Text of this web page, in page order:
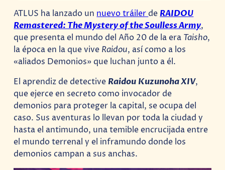
ATLUS ha lanzado un nuevo tráilerde RAIDOU
Remastered: The Mystery of the Soulless Army,
que presenta el mundo del Año 20 de la era Taisho,
la época en la que vive Raidou, así como a los
«aliados Demonios» que luchan junto a él.
El aprendiz de detective Raidou Kuzunoha XIV,
que ejerce en secreto como invocador de
demonios para proteger la capital, se ocupa del
caso. Sus aventuras lo llevan por toda la ciudad y
hasta el antimundo, una temible encrucijada entre
el mundo terrenal y el inframundo donde los
demonios campan a sus anchas.